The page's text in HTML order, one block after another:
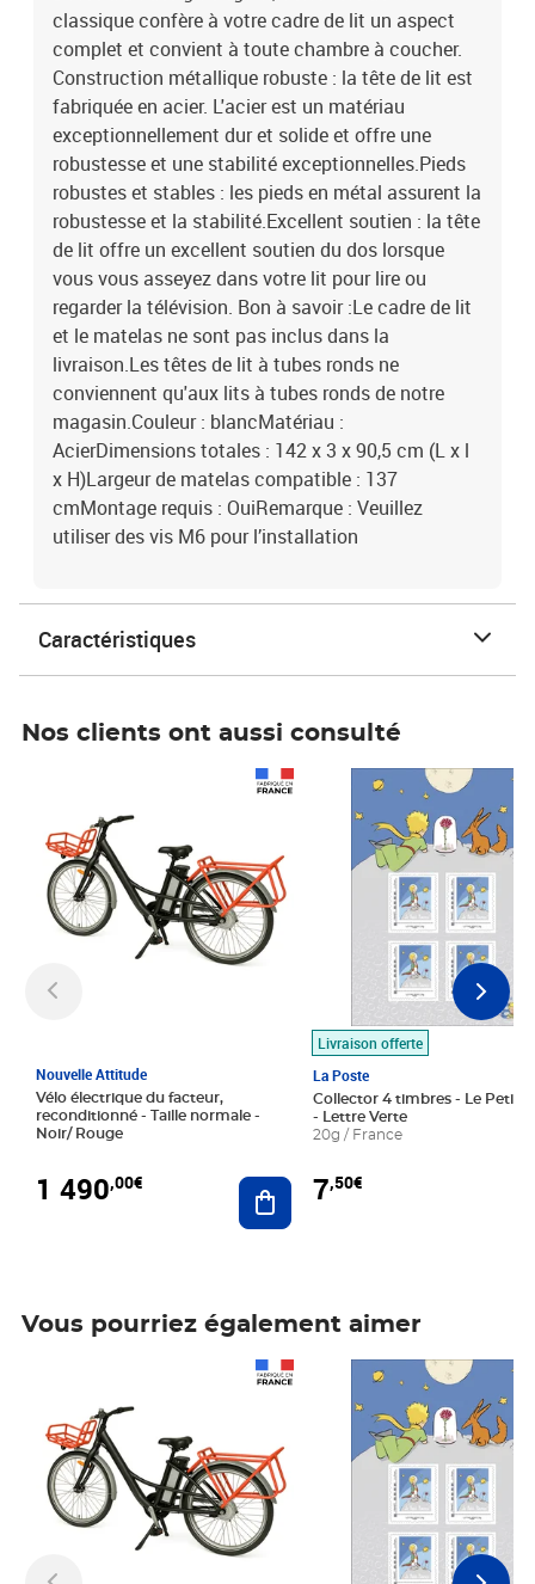
utiliser des vis M6 pour l’installation
classique confère à votre cadre de lit un aspect
complet et convient à toute chambre à coucher.
Construction métallique robuste : la tête de lit est
fabriquée en acier. L'acier est un matériau
exceptionnellement dur et solide et offre une
robustesse et une stabilité exceptionnelles.Pieds
robustes et stables : les pieds en métal assurent la
robustesse et la stabilité.Excellent soutien : la tête
de lit offre un excellent soutien du dos lorsque
vous vous asseyez dans votre lit pour lire ou
regarder la télévision. Bon à savoir :Le cadre de lit
et le matelas ne sont pas inclus dans la
livraison.Les têtes de lit à tubes ronds ne
conviennent qu'aux lits à tubes ronds de notre
magasin.Couleur : blancMatériau :
AcierDimensions totales : 142 x 3 x 90,5 cm (L x l
x H)Largeur de matelas compatible : 137
cmMontage requis : OuiRemarque : Veuillez
utiliser des vis M6 pour l’installation
Caractéristiques
Nos clients ont aussi consulté
Nouvelle Attitude
Vélo électrique du facteur,
reconditionné - Taille normale -
Noir/ Rouge
1 490,00€ Ajouter au panier
Livraison offerte
La Poste
Collector 4 timbres - Le Petit
- Lettre Verte
20g / France
7,50€
Prix 7,50€
Vous pourriez également aimer
Prix 7,50€